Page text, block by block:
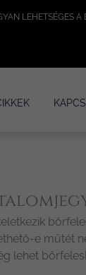
e műtét
lehet